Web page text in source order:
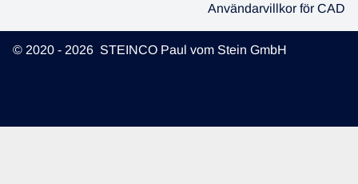
Användarvillkor för CAD
© 2020 - 2026 STEINCO Paul vom Stein GmbH